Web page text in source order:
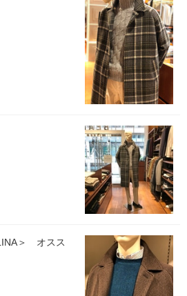
＞ オスス